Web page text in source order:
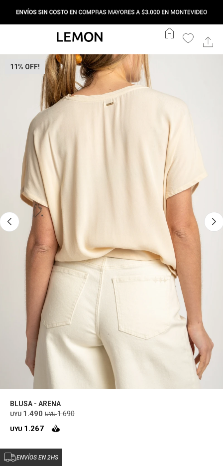
home
11
BLUSA - ARENA
UYU 1.490 UYU 1.690
UYU 1.267
ENVÍOS EN 2HS